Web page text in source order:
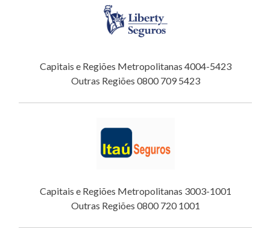
Capitais e Regiões Metropolitanas 4004-5423
Outras Regiões 0800 709 5423
Capitais e Regiões Metropolitanas 3003-1001
Outras Regiões 0800 720 1001